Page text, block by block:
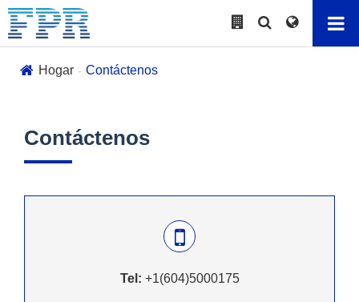
Hogar Contáctenos
Contáctenos
Tel: +1(604)5000175